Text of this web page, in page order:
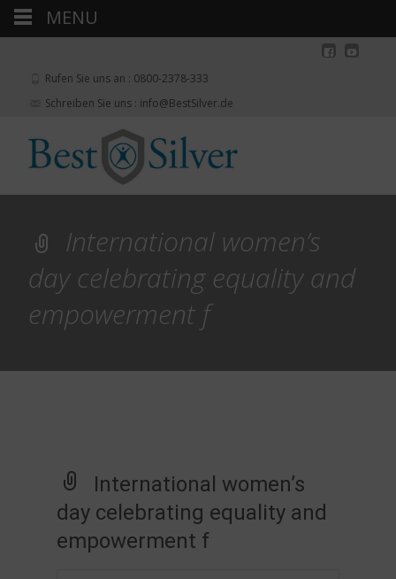
Rufen Sie uns an : 0800-2378-333
Schreiben Sie uns : info@BestSilver.de
International women’s
day celebrating equality and
empowerment f
International women’s
day celebrating equality and
empowerment f
MENU